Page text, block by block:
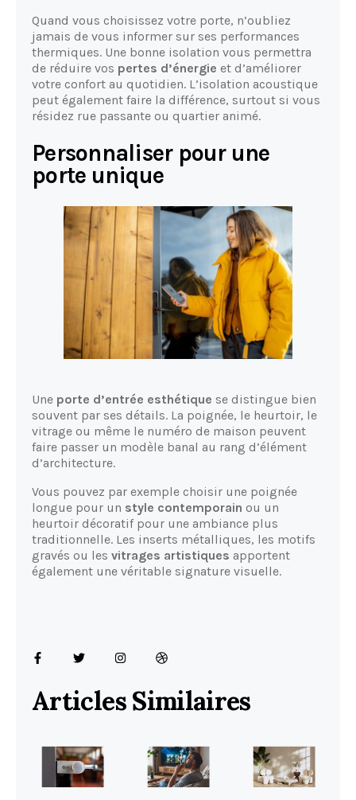
Quand vous choisissez votre porte, n’oubliez
jamais de vous informer sur ses performances
thermiques. Une bonne isolation vous permettra
de réduire vos pertes d’énergie et d’améliorer
votre confort au quotidien. L’isolation acoustique
peut également faire la différence, surtout si vous
résidez rue passante ou quartier animé.
Personnaliser pour une
porte unique
Une porte d’entrée esthétique se distingue bien
souvent par ses détails. La poignée, le heurtoir, le
vitrage ou même le numéro de maison peuvent
faire passer un modèle banal au rang d’élément
d’architecture.
Vous pouvez par exemple choisir une poignée
longue pour un style contemporain ou un
heurtoir décoratif pour une ambiance plus
traditionnelle. Les inserts métalliques, les motifs
gravés ou les vitrages artistiques apportent
également une véritable signature visuelle.
Articles Similaires